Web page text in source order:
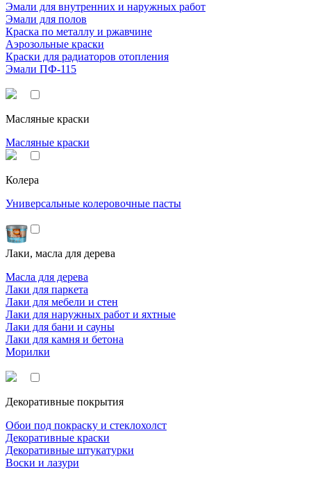
Эмали для внутренних и наружных работ
Эмали для полов
Краска по металлу и ржавчине
Аэрозольные краски
Краски для радиаторов отопления
Эмали ПФ-115
Масляные краски
Масляные краски
Колера
Универсальные колеровочные пасты
Лаки, масла для дерева
Масла для дерева
Лаки для паркета
Лаки для мебели и стен
Лаки для наружных работ и яхтные
Лаки для бани и сауны
Лаки для камня и бетона
Морилки
Декоративные покрытия
Обои под покраску и стеклохолст
Декоративные краски
Декоративные штукатурки
Воски и лазури